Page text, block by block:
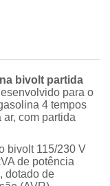
bivolt partida
para o
4 tempos
com partida
bivolt 115/230 V
de potência
dotado de